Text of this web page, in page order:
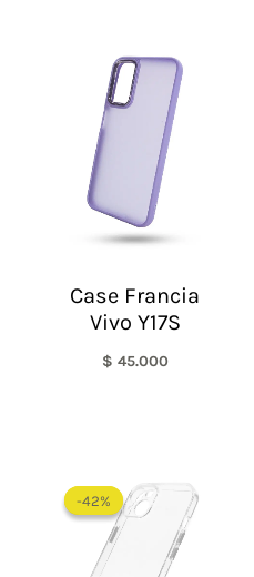
Case Francia
Vivo Y17S
$ 45.000
-42%
-42%
precio
original
$ 60.000.